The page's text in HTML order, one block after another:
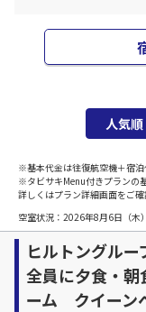
人気順
※基本代金は往復航空機＋宿泊
※タビサキMenu付きプランの
詳しくはプラン詳細画面をご確
空室状況： 2026年8月6日（木
ヒルトングル
全員に夕食・
ーム クイーン